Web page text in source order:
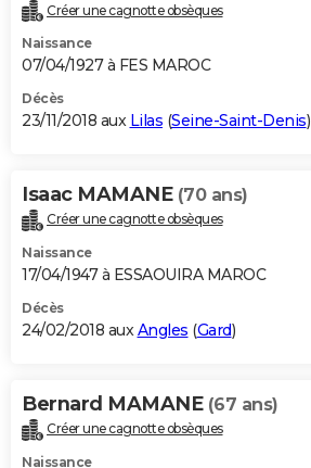
Créer une cagnotte obsèques
Naissance
07/04/1927 à FES MAROC
Décès
23/11/2018 aux Lilas (Seine-Saint-Denis)
Isaac MAMANE (70 ans)
Créer une cagnotte obsèques
Naissance
17/04/1947 à ESSAOUIRA MAROC
Décès
24/02/2018 auxAngles (Gard)
Bernard MAMANE (67 ans)
Créer une cagnotte obsèques
Naissance